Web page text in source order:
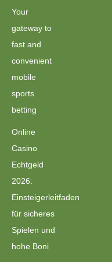
Your
gateway to
fast and
convenient
mobile
sports
betting
Online
Casino
Echtgeld
2026:
Einsteigerleitfaden
für sicheres
Spielen und
hohe Boni